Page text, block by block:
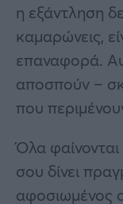
η εξάντληση
καμαρώνεις,
επαναφορά.
αποσπούν –
που
Όλα
σου δίνει
αφοσιωμένος